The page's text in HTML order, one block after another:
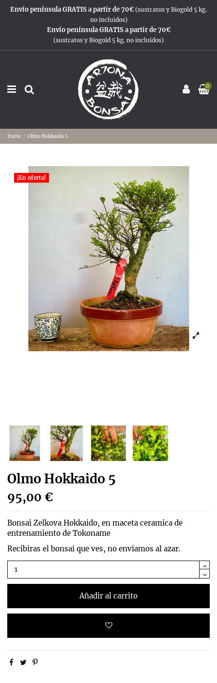
Envío península GRATIS a partir de 70€ (sustratos y Biogold 5 kg.
no incluidos)
Envío península GRATIS a partir de 70€
(sustratos y Biogold 5 kg. no incluidos)
0
Inicio Olmo Hokkaido 5
¡En oferta!
Olmo Hokkaido 5
95,00 €
Bonsai Zelkova Hokkaido, en maceta ceramica de
entrenamiento de Tokoname
Recibiras el bonsai que ves, no enviamos al azar.
Añadir al carrito